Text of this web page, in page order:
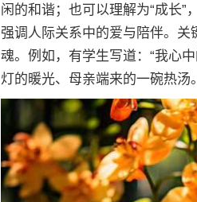
闲的和谐；也可以理解为“成长”
强调人际关系中的爱与陪伴。
魂。例如，有学生写道：“我心
灯的暖光、母亲端来的一碗热汤